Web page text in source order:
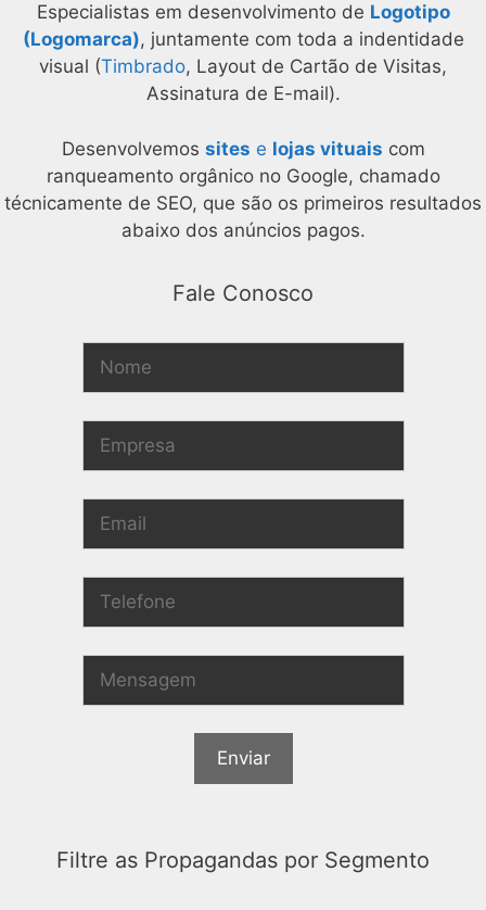
Especialistas em desenvolvimento de Logotipo
(Logomarca), juntamente com toda a indentidade
visual (Timbrado, Layout de Cartão de Visitas,
Assinatura de E-mail).
Desenvolvemos sites e lojas vituais com
ranqueamento orgânico no Google, chamado
técnicamente de SEO, que são os primeiros resultados
abaixo dos anúncios pagos.
Fale Conosco
Filtre as Propagandas por Segmento